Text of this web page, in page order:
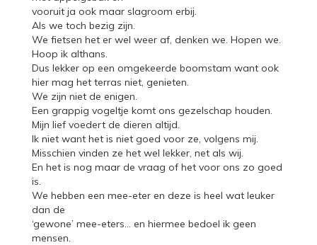
vooruit ja ook maar slagroom erbij.
Als we toch bezig zijn.
We fietsen het er wel weer af, denken we. Hopen we.
Hoop ik althans.
Dus lekker op een omgekeerde boomstam want ook
hier mag het terras niet, genieten.
We zijn niet de enigen.
Een grappig vogeltje komt ons gezelschap houden.
Mijn lief voedert de dieren altijd.
Ik niet want het is niet goed voor ze, volgens mij.
Misschien vinden ze het wel lekker, net als wij.
En het is nog maar de vraag of het voor ons zo goed
is.
We hebben een mee-eter en deze is heel wat leuker
dan de
‘gewone’ mee-eters… en hiermee bedoel ik geen
mensen.